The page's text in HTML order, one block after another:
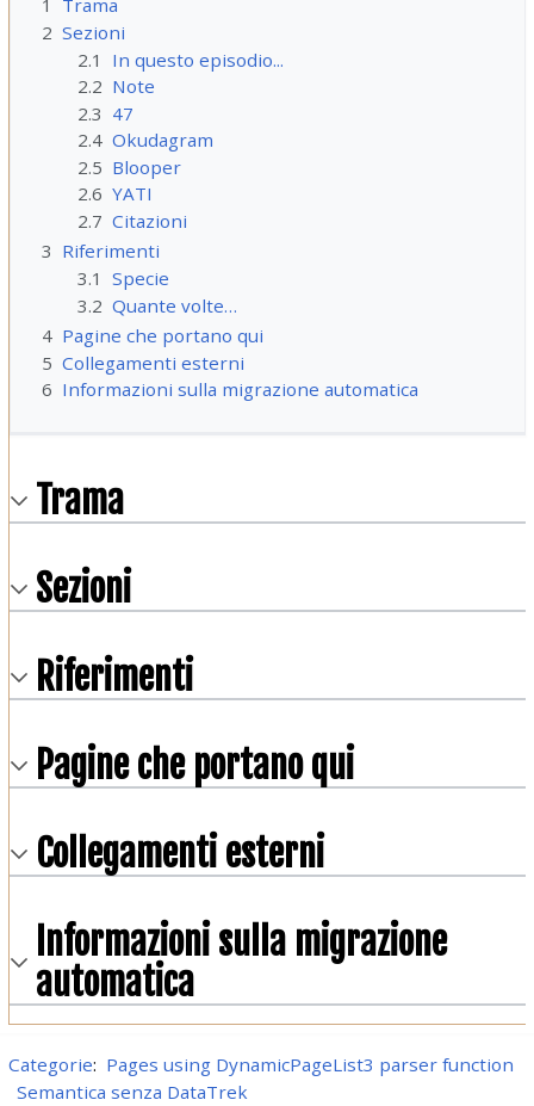
1
Trama
2 Sezioni
2.1
In questo episodio...
2.2 Note
2.3 47
2.4 Okudagram
2.5 Blooper
2.6 YATI
2.7 Citazioni
3 Riferimenti
3.1
Specie
3.2 Quante volte…
4 Pagine che portano qui
5 Collegamenti esterni
6 Informazioni sulla migrazione automatica
Trama
Sezioni
Riferimenti
Pagine che portano qui
Collegamenti esterni
Informazioni sulla migrazione
automatica
Categorie: Pages using DynamicPageList3 parser function
Semantica senza DataTrek